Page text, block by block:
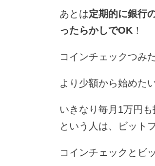
あとは定期的に銀行
ったらかしでOK ！
コインチェックつみ
より少額から始めた
いきなり毎月1万円
という人は、ビット
コインチェックとビ